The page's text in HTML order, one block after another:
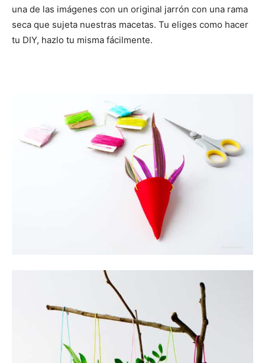
una de las imágenes con un original jarrón con una rama
seca que sujeta nuestras macetas. Tu eliges como hacer
tu DIY, hazlo tu misma fácilmente.